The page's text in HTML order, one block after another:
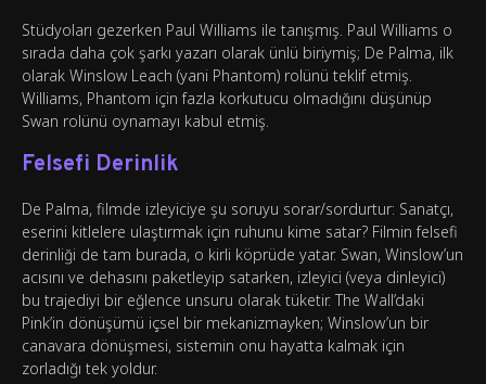
Stüdyoları gezerken Paul Williams ile tanışmış. Paul Williams o
sırada daha çok şarkı yazarı olarak ünlü biriymiş; De Palma, ilk
olarak Winslow Leach (yani Phantom) rolünü teklif etmiş.
Williams, Phantom için fazla korkutucu olmadığını düşünüp
Swan rolünü oynamayı kabul etmiş.
Felsefi Derinlik
De Palma, filmde izleyiciye şu soruyu sorar/sordurtur: Sanatçı,
eserini kitlelere ulaştırmak için ruhunu kime satar? Filmin felsefi
derinliği de tam burada, o kirli köprüde yatar. Swan, Winslow’un
acısını ve dehasını paketleyip satarken, izleyici (veya dinleyici)
bu trajediyi bir eğlence unsuru olarak tüketir. The Wall’daki
Pink’in dönüşümü içsel bir mekanizmayken; Winslow’un bir
canavara dönüşmesi, sistemin onu hayatta kalmak için
zorladığı tek yoldur.